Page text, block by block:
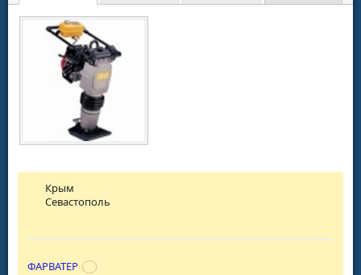
Крым
Севастополь
ФАРВАТЕР